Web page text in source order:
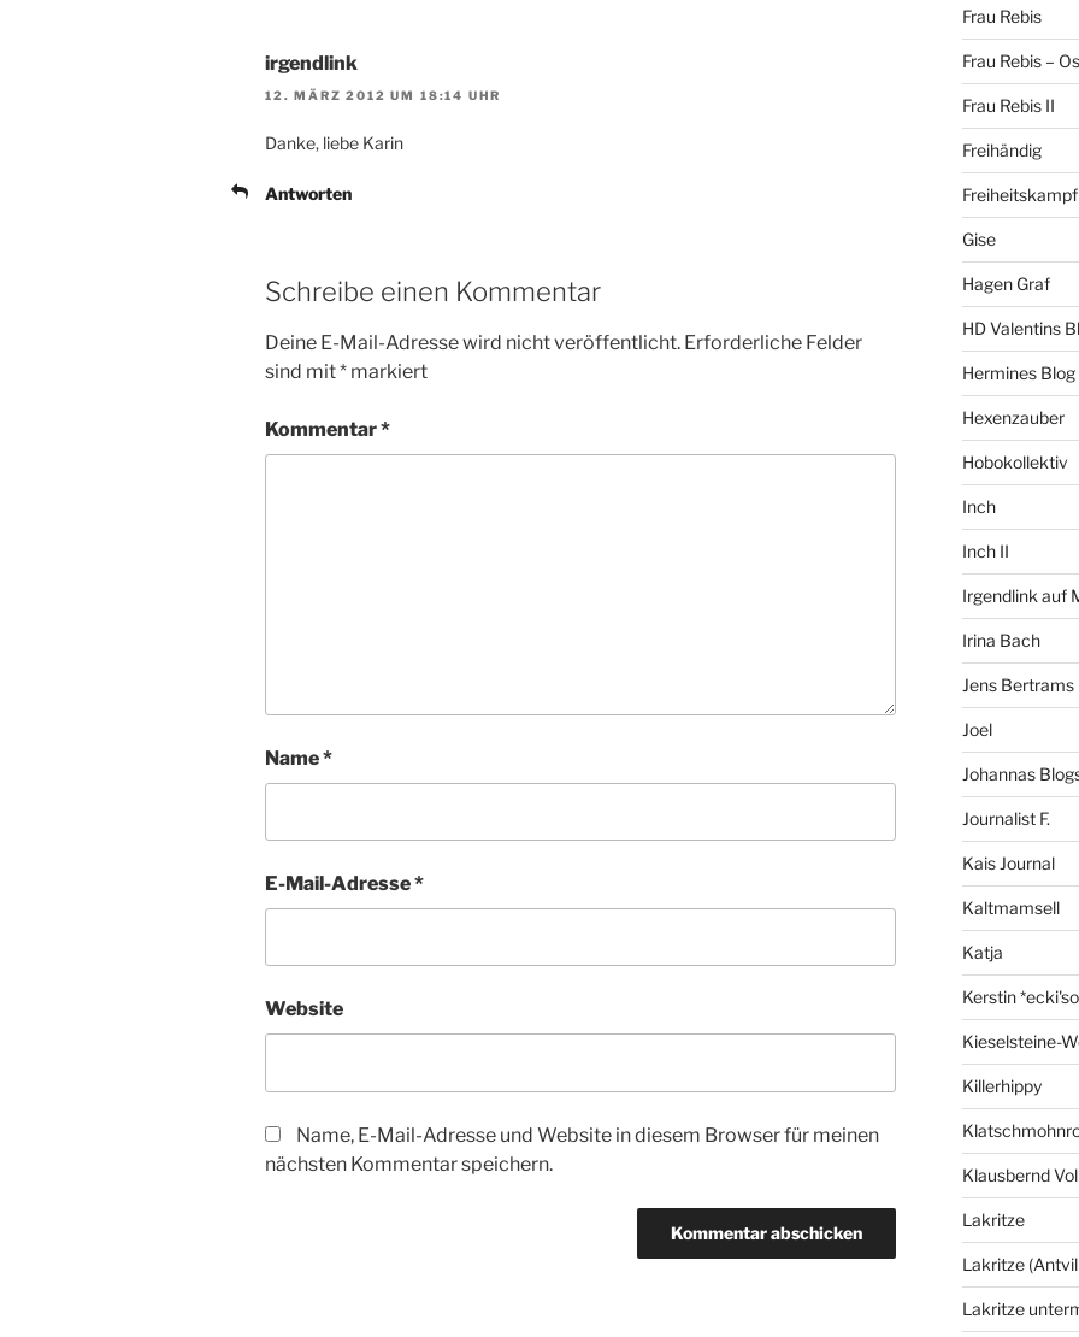
irgendlink
12. MÄRZ 2012 UM 18:14 UHR
Danke, liebe Karin
Antworten
Schreibe einen Kommentar
Deine E-Mail-Adresse wird nicht veröffentlicht. Erforderliche Felder
sind mit* markiert
Kommentar*
Name*
E-Mail-Adresse*
Website
Name, E-Mail-Adresse und Website in diesem Browser für meinen
nächsten Kommentar speichern.
Frau Rebis
Frau Rebis –
Frau Rebis II
Freihändig
Freiheitskampf
Gise
Hagen Graf
HD Valentins
Hermines Blog
Hexenzauber
Hobokollektiv
Inch
Inch II
Irgendlink auf
Irina Bach
Jens Bertrams
Joel
Johannas
Journalist F.
Kais Journal
Kaltmamsell
Katja
Kerstin
Kieselsteine-
Killerhippy
Klausbernd
Lakritze
Lakritze
Lakritze